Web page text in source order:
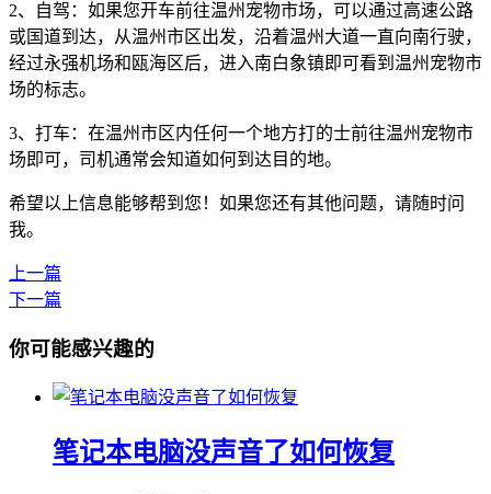
2、自驾：如果您开车前往温州宠物市场，可以通过高速公路
或国道到达，从温州市区出发，沿着温州大道一直向南行驶，
经过永强机场和瓯海区后，进入南白象镇即可看到温州宠物市
场的标志。
3、打车：在温州市区内任何一个地方打的士前往温州宠物市
场即可，司机通常会知道如何到达目的地。
希望以上信息能够帮到您！如果您还有其他问题，请随时问
我。
上一篇
下一篇
你可能感兴趣的
笔记本电脑没声音了如何恢复